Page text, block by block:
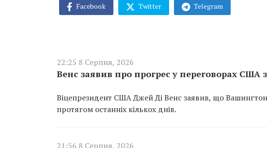
Facebook Twitter Telegram
22:25 8 Серпня, 2026
Венс заявив про прогрес у переговорах США
Віцепрезидент США Джей Ді Венс заявив, що
протягом останніх кількох днів.
21:56 8 Серпня, 2026